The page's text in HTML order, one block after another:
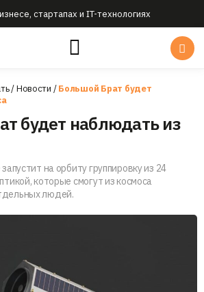
стартапах и IT-технологиях
/Новости /Большой Брат будет
будет наблюдать из
на орбиту группировку из 24
которые смогут из космоса
людей.